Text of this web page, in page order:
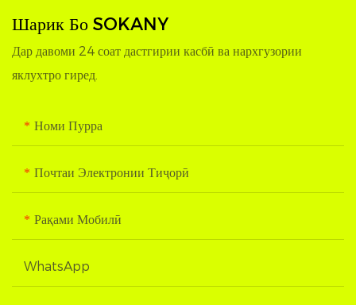
Шарик Бо SOKANY
Дар давоми 24 соат дастгирии касбӣ ва нархгузории
яклухтро гиред.
Номи Пурра
Почтаи Электронии Тиҷорӣ
Рақами Мобилӣ
WhatsApp